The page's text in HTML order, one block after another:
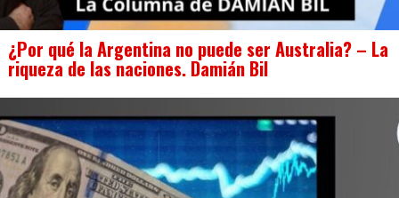
¿Por qué la Argentina no puede ser Australia? – La
riqueza de las naciones. Damián Bil